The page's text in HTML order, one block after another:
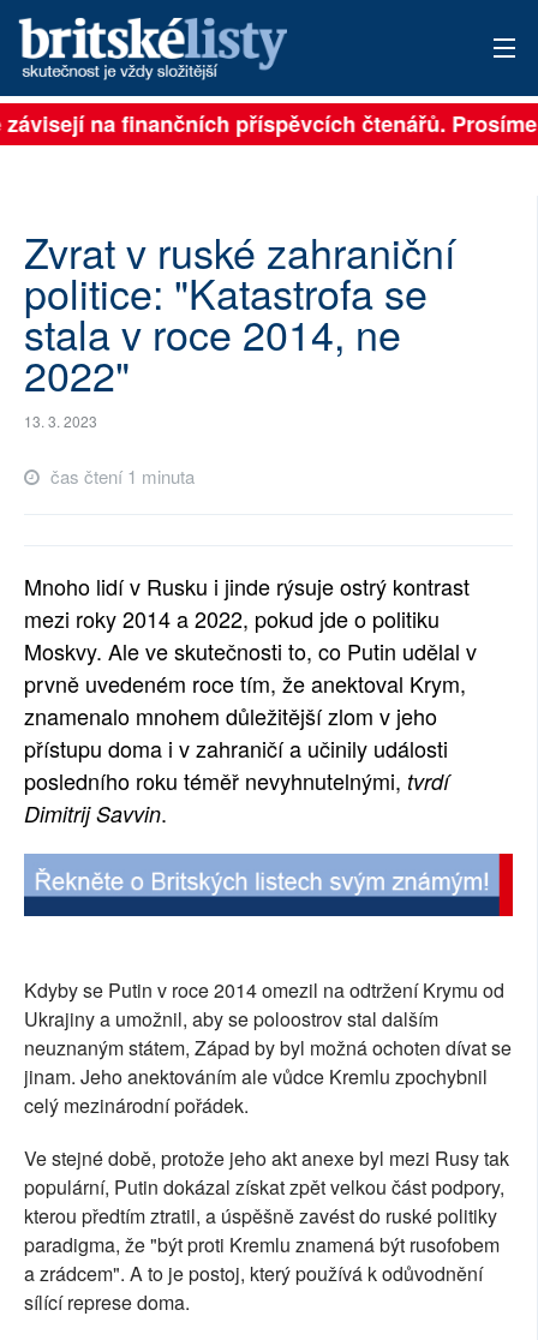
PŘIHLÁSIT
ARCHIV
ROZHOVORY
TÉMATA
RUBRIKY
PLNÁ VERZE STRÁNEK
na finančních příspěvcích čtenářů.
Zvrat v ruské zahraniční
politice: "Katastrofa se
stala v roce 2014, ne
2022"
13. 3. 2023
čas čtení 1 minuta
Mnoho lidí v Rusku i jinde rýsuje ostrý kontrast
mezi roky 2014 a 2022, pokud jde o politiku
Moskvy. Ale ve skutečnosti to, co Putin udělal v
prvně uvedeném roce tím, že anektoval Krym,
znamenalo mnohem důležitější zlom v jeho
přístupu doma i v zahraničí a učinily události
posledního roku téměř nevyhnutelnými, tvrdí
Dimitrij Savvin.
Kdyby se Putin v roce 2014 omezil na odtržení Krymu od
Ukrajiny a umožnil, aby se poloostrov stal dalším
neuznaným státem, Západ by byl možná ochoten dívat se
jinam. Jeho anektováním ale vůdce Kremlu zpochybnil
celý mezinárodní pořádek.
Ve stejné době, protože jeho akt anexe byl mezi Rusy tak
populární, Putin dokázal získat zpět velkou část podpory,
kterou předtím ztratil, a úspěšně zavést do ruské politiky
paradigma, že "být proti Kremlu znamená být rusofobem
a zrádcem". A to je postoj, který používá k odůvodnění
sílící represe doma.